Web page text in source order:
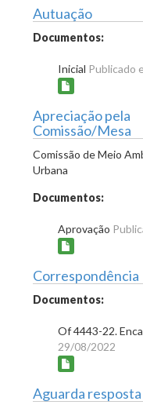
Autuação
Documentos:
Inicial Publicado
Apreciação pela
Comissão/Mesa
Comissão de Meio
Urbana
Documentos:
Aprovação
Correspondência
Documentos:
Of 4443-22.
29/08/2022
Aguarda resposta